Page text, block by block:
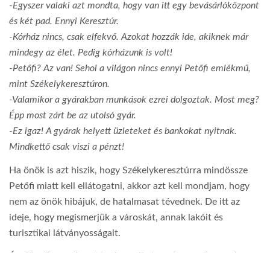
-Egyszer valaki azt mondta, hogy van itt egy bevásárlóközpont
és két pad. Ennyi Keresztúr.
-Kórház nincs, csak elfekvő. Azokat hozzák ide, akiknek már
mindegy az élet. Pedig kórházunk is volt!
-Petőfi? Az van! Sehol a világon nincs ennyi Petőfi emlékmű,
mint Székelykeresztúron.
-Valamikor a gyárakban munkások ezrei dolgoztak. Most meg?
Épp most zárt be az utolsó gyár.
-Ez igaz! A gyárak helyett üzleteket és bankokat nyitnak.
Mindkettő csak viszi a pénzt!
Ha önök is azt hiszik, hogy Székelykeresztúrra mindössze
Petőfi miatt kell ellátogatni, akkor azt kell mondjam, hogy
nem az önök hibájuk, de hatalmasat tévednek. De itt az
ideje, hogy megismerjük a városkát, annak lakóit és
turisztikai látványosságait.